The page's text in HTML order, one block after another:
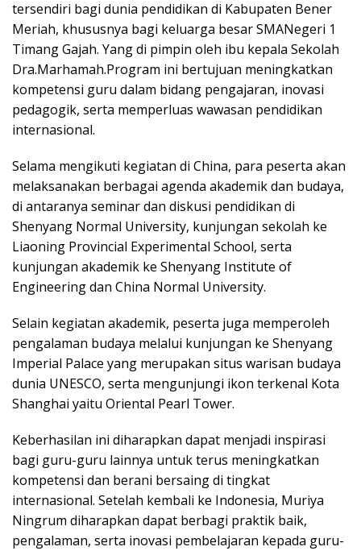
tersendiri bagi dunia pendidikan di Kabupaten Bener
Meriah, khususnya bagi keluarga besar SMANegeri 1
Timang Gajah. Yang di pimpin oleh ibu kepala Sekolah
Dra.Marhamah.Program ini bertujuan meningkatkan
kompetensi guru dalam bidang pengajaran, inovasi
pedagogik, serta memperluas wawasan pendidikan
internasional.
Selama mengikuti kegiatan di China, para peserta akan
melaksanakan berbagai agenda akademik dan budaya,
di antaranya seminar dan diskusi pendidikan di
Shenyang Normal University, kunjungan sekolah ke
Liaoning Provincial Experimental School, serta
kunjungan akademik ke Shenyang Institute of
Engineering dan China Normal University.
Selain kegiatan akademik, peserta juga memperoleh
pengalaman budaya melalui kunjungan ke Shenyang
Imperial Palace yang merupakan situs warisan budaya
dunia UNESCO, serta mengunjungi ikon terkenal Kota
Shanghai yaitu Oriental Pearl Tower.
Keberhasilan ini diharapkan dapat menjadi inspirasi
bagi guru-guru lainnya untuk terus meningkatkan
kompetensi dan berani bersaing di tingkat
internasional. Setelah kembali ke Indonesia, Muriya
Ningrum diharapkan dapat berbagi praktik baik,
pengalaman, serta inovasi pembelajaran kepada guru-